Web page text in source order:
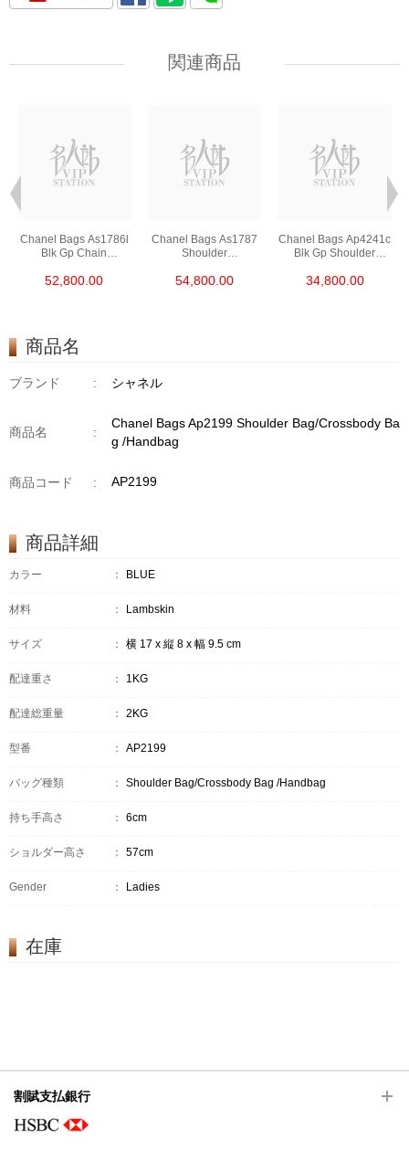
関連商品
Chanel Bags As1786l
Blk Gp Chain
52,800.00
Chanel Bags As1787
Shoulder
54,800.00
Chanel Bags Ap4241c
Blk Gp Shoulder
/Handbag
34,800.00
商品名
ブランド : シャネル
商品名 :
Chanel Bags Ap2199 Shoulder Bag/Crossbody Ba
g /Handbag
商品コード : AP2199
商品詳細
カラー ： BLUE
材料 ： Lambskin
サイズ ： 横 17 x 縦 8 x 幅 9.5 cm
配達重さ ： 1KG
配達総重量 ： 2KG
型番 ： AP2199
バッグ種類 ： Shoulder Bag/Crossbody Bag /Handbag
持ち手高さ ： 6cm
ショルダー高さ ： 57cm
Gender ： Ladies
在庫
割賦支払銀行